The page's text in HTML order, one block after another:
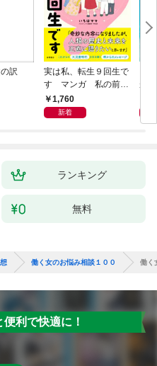
訳
実は私、転生９回生で
す マンガ 私の前世
物語1,760
新着
が
ランキング
無料
働く女のお悩み相談１００ 働く
利で快適に！